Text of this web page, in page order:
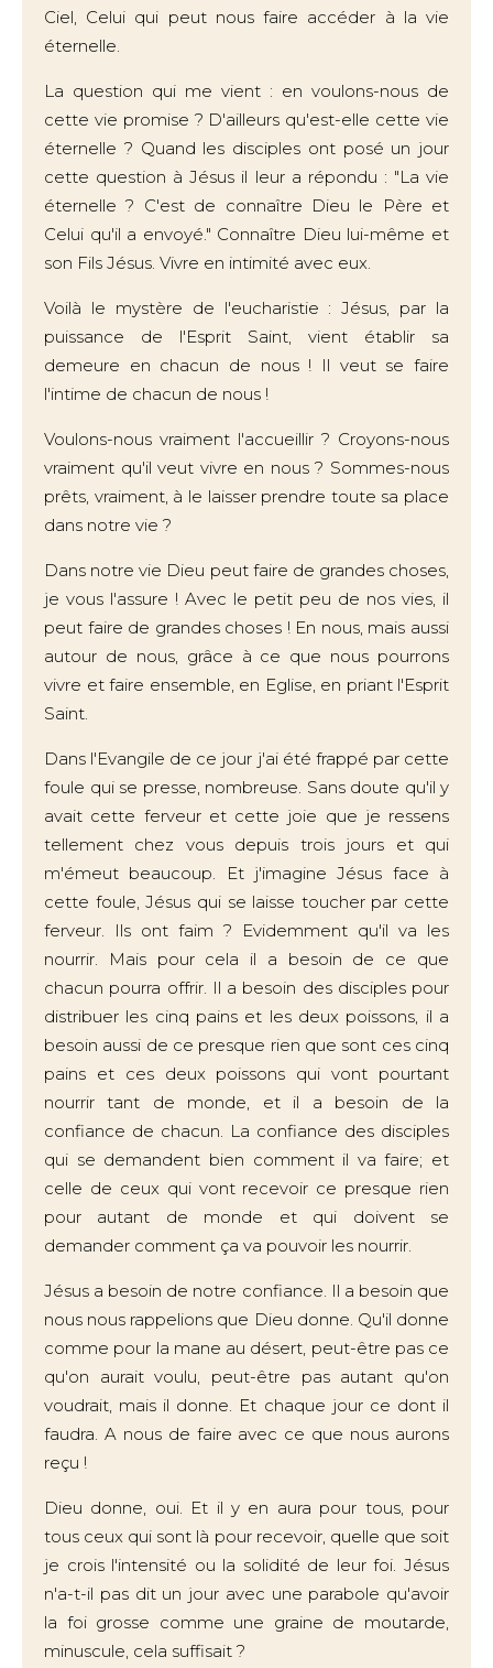
Ciel, Celui qui peut nous faire accéder à la vie
éternelle.
La question qui me vient : en voulons-nous de
cette vie promise ? D'ailleurs qu'est-elle cette vie
éternelle ? Quand les disciples ont posé un jour
cette question à Jésus il leur a répondu : "La vie
éternelle ? C'est de connaître Dieu le Père et
Celui qu'il a envoyé." Connaître Dieu lui-même et
son Fils Jésus. Vivre en intimité avec eux.
Voilà le mystère de l'eucharistie : Jésus, par la
puissance de l'Esprit Saint, vient établir sa
demeure en chacun de nous ! Il veut se faire
l'intime de chacun de nous !
Voulons-nous vraiment l'accueillir ? Croyons-nous
vraiment qu'il veut vivre en nous ? Sommes-nous
prêts, vraiment, à le laisser prendre toute sa place
dans notre vie ?
Dans notre vie Dieu peut faire de grandes choses,
je vous l'assure ! Avec le petit peu de nos vies, il
peut faire de grandes choses ! En nous, mais aussi
autour de nous, grâce à ce que nous pourrons
vivre et faire ensemble, en Eglise, en priant l'Esprit
Saint.
Dans l'Evangile de ce jour j'ai été frappé par cette
foule qui se presse, nombreuse. Sans doute qu'il y
avait cette ferveur et cette joie que je ressens
tellement chez vous depuis trois jours et qui
m'émeut beaucoup. Et j'imagine Jésus face à
cette foule, Jésus qui se laisse toucher par cette
ferveur. Ils ont faim ? Evidemment qu'il va les
nourrir. Mais pour cela il a besoin de ce que
chacun pourra offrir. Il a besoin des disciples pour
distribuer les cinq pains et les deux poissons, il a
besoin aussi de ce presque rien que sont ces cinq
pains et ces deux poissons qui vont pourtant
nourrir tant de monde, et il a besoin de la
confiance de chacun. La confiance des disciples
qui se demandent bien comment il va faire; et
celle de ceux qui vont recevoir ce presque rien
pour autant de monde et qui doivent se
demander comment ça va pouvoir les nourrir.
Jésus a besoin de notre confiance. Il a besoin que
nous nous rappelions que Dieu donne. Qu'il donne
comme pour la mane au désert, peut-être pas ce
qu'on aurait voulu, peut-être pas autant qu'on
voudrait, mais il donne. Et chaque jour ce dont il
faudra. A nous de faire avec ce que nous aurons
reçu !
Dieu donne, oui. Et il y en aura pour tous, pour
tous ceux qui sont là pour recevoir, quelle que soit
je crois l'intensité ou la solidité de leur foi. Jésus
n'a-t-il pas dit un jour avec une parabole qu'avoir
la foi grosse comme une graine de moutarde,
minuscule, cela suffisait ?